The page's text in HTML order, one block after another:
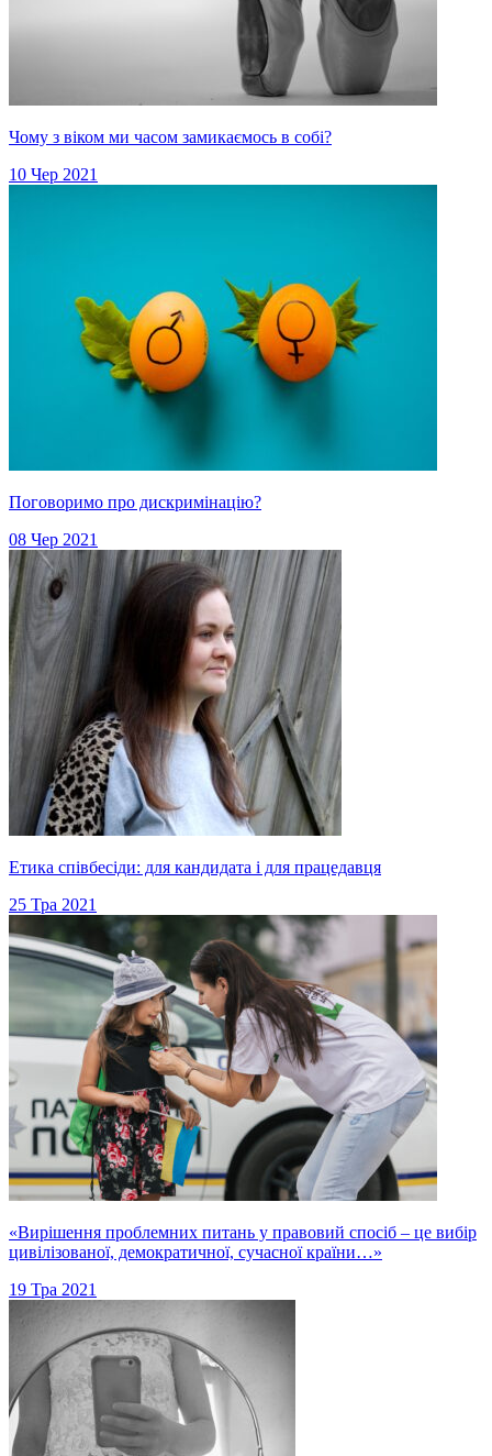
Чому з віком ми часом замикаємось в собі?
10 Чер 2021
Поговоримо про дискримінацію?
08 Чер 2021
Етика співбесіди: для кандидата і для працедавця
25 Тра 2021
«Вирішення проблемних питань у правовий спосіб – це вибір
цивілізованої, демократичної, сучасної країни…»
19 Тра 2021